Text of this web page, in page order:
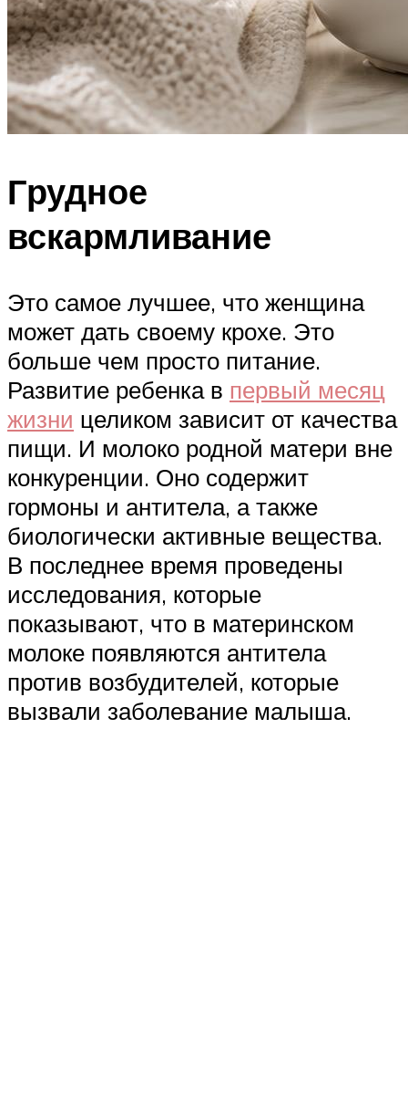
Грудное
вскармливание
Это самое лучшее, что женщина
может дать своему крохе. Это
больше чем просто питание.
Развитие ребенка в первый месяц
жизни целиком зависит от качества
пищи. И молоко родной матери вне
конкуренции. Оно содержит
гормоны и антитела, а также
биологически активные вещества.
В последнее время проведены
исследования, которые
показывают, что в материнском
молоке появляются антитела
против возбудителей, которые
вызвали заболевание малыша.